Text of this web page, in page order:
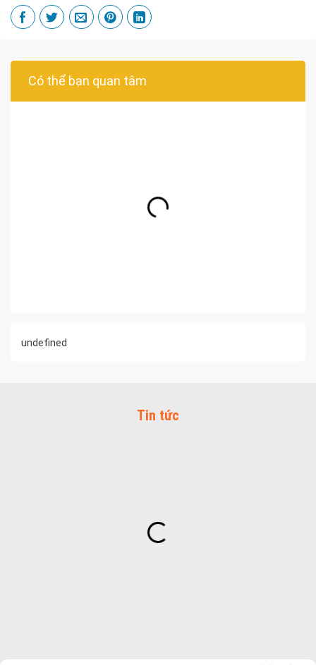
Có thể bạn quan tâm
undefined
Tin tức